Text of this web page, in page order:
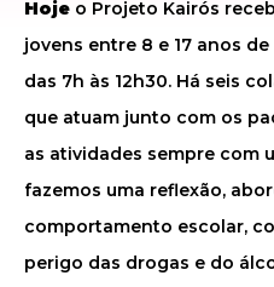
Hoje o Projeto Kairós
jovens entre 8 e 17 anos
das 7h às 12h30. Há seis
que atuam junto com os
as atividades sempre com
fazemos uma reflexão,
comportamento escolar,
perigo das drogas e do